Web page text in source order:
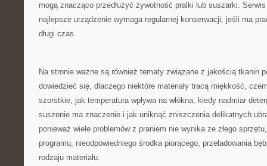
mogą znacząco przedłużyć żywotność pralki lub suszarki.
najlepsze urządzenie wymaga regularnej konserwacji, jeśli ma
długi czas.
Na stronie ważne są również tematy związane z jakością tkanin
dowiedzieć się, dlaczego niektóre materiały tracą miękkość,
szorstkie, jak temperatura wpływa na włókna, kiedy nadmiar
suszenie ma znaczenie i jak uniknąć zniszczenia delikatnych
ponieważ wiele problemów z praniem nie wynika ze złego
programu, nieodpowiedniego środka piorącego, przeładowania
rodzaju materiału.